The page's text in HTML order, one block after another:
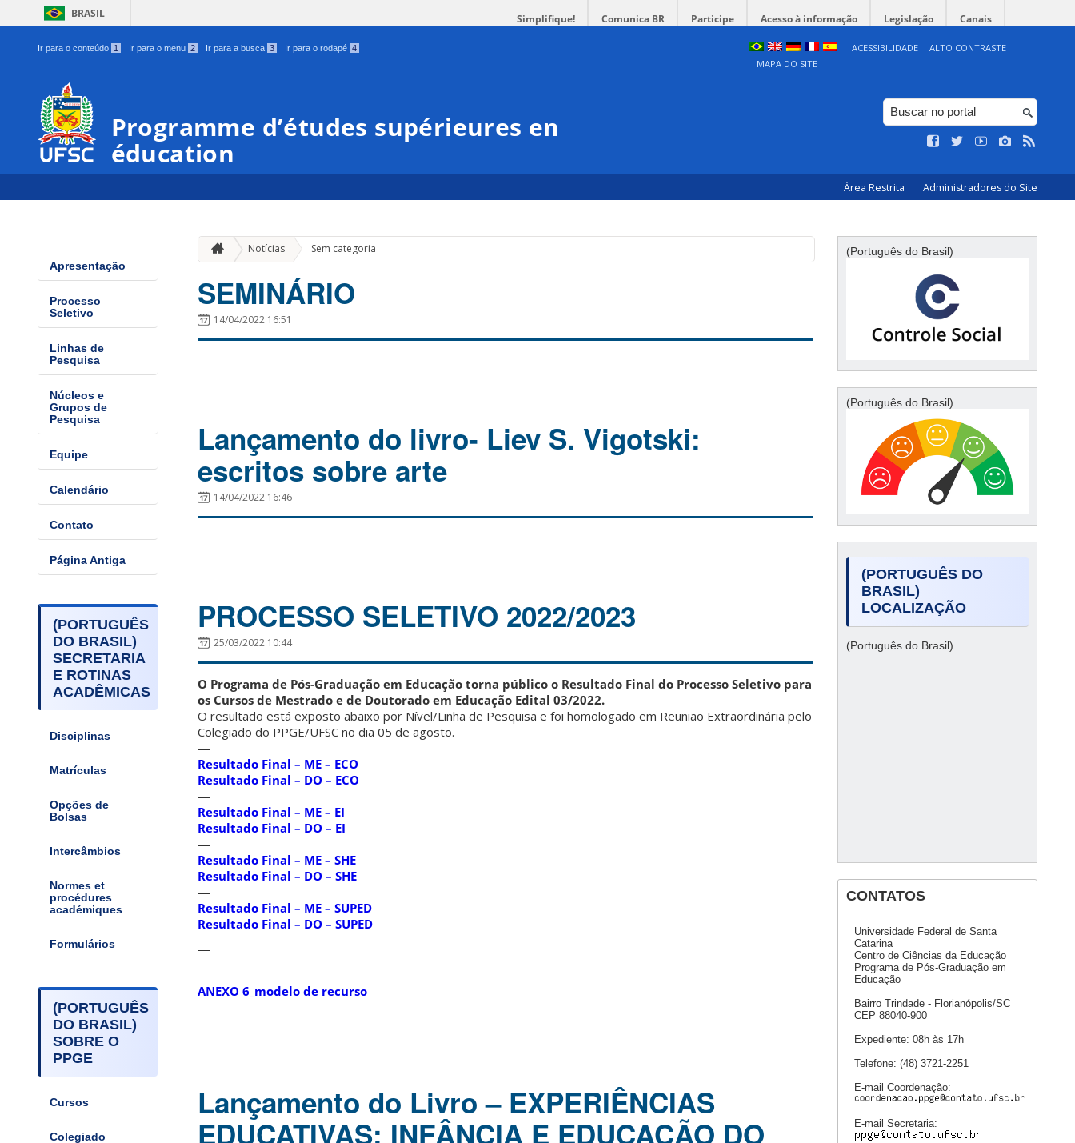
BRASIL Simplifique! Comunica BR Participe Acesso à informação Legislação Canais
Ir para o conteúdo 1 Ir para o menu 2 Ir para a busca 3 Ir para o rodapé 4 ACESSIBILIDADE
ALTO CONTRASTE
MAPA DO SITE
Programme d’études supérieures en
éducation
Área Restrita Administradores do Site
Apresentação
Processo
Seletivo
Linhas de
Pesquisa
Núcleos e
Grupos de
Pesquisa
Equipe
Calendário
Contato
Página Antiga
(PORTUGUÊS
DO BRASIL)
SECRETARIA
E ROTINAS
ACADÊMICAS
Disciplinas
Matrículas
Opções de
Bolsas
Intercâmbios
Normes et
procédures
académiques
Formulários
(PORTUGUÊS
DO BRASIL)
SOBRE O
PPGE
Cursos
Colegiado
Notícias Sem categoria
SEMINÁRIO
14/04/2022 16:51
Lançamento do livro- Liev S. Vigotski:
escritos sobre arte
14/04/2022 16:46
PROCESSO SELETIVO 2022/2023
25/03/2022 10:44
O Programa de Pós-Graduação em Educação torna público o Resultado Final do Processo Seletivo para
os Cursos de Mestrado e de Doutorado em Educação Edital 03/2022.
O resultado está exposto abaixo por Nível/Linha de Pesquisa e foi homologado em Reunião Extraordinária pelo
Colegiado do PPGE/UFSC no dia 05 de agosto.
—
Resultado Final – ME – ECO
Resultado Final – DO – ECO
—
Resultado Final – ME – EI
Resultado Final – DO – EI
—
Resultado Final – ME – SHE
Resultado Final – DO – SHE
—
Resultado Final – ME – SUPED
Resultado Final – DO – SUPED
—
ANEXO 6_modelo de recurso
Lançamento do Livro – EXPERIÊNCIAS
EDUCATIVAS: INFÂNCIA E EDUCAÇÃO DO
(Português do Brasil)
(Português do Brasil)
(PORTUGUÊS DO
BRASIL)
LOCALIZAÇÃO
(Português do Brasil)
CONTATOS
Universidade Federal de Santa
Catarina
Centro de Ciências da Educação
Programa de Pós-Graduação em
Educação
Bairro Trindade - Florianópolis/SC
CEP 88040-900
Expediente: 08h às 17h
Telefone: (48) 3721-2251
E-mail Coordenação:
E-mail Secretaria: